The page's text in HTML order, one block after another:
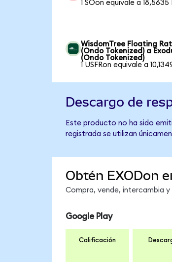
1 SOon equivale a 18,5635
WisdomTree Floating
(Ondo Tokenized) a
(Ondo Tokenized)
1 USFRon equivale a
Descargo de
Este producto no ha sido
registrada se utilizan
Obtén EXODon
Compra, vende, intercambia
Google Play
Calificación